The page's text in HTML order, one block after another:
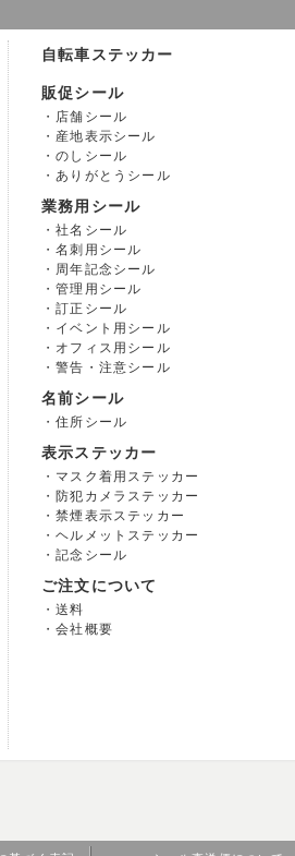
自転車ステッカー
販促シール
店舗シール
産地表示シール
のしシール
ありがとうシール
業務用シール
社名シール
名刺用シール
周年記念シール
管理用シール
訂正シール
イベント用シール
オフィス用シール
警告・注意シール
名前シール
住所シール
表示ステッカー
マスク着用ステッカー
防犯カメラステッカー
禁煙表示ステッカー
ヘルメットステッカー
記念シール
ご注文について
送料
会社概要